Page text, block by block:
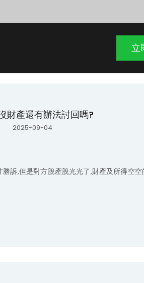
立
財產還有辦法討回嗎?
2025-09-04
訴,但是對方脫產脫光光了,財產及所得空